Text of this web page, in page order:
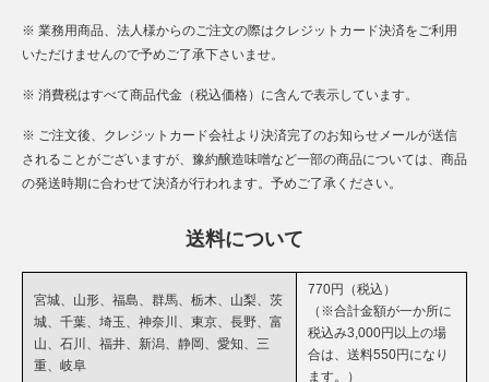
※ 業務用商品、法人様からのご注文の際はクレジットカード決済をご利用
いただけませんので予めご了承下さいませ。
※ 消費税はすべて商品代金（税込価格）に含んで表示しています。
※ ご注文後、クレジットカード会社より決済完了のお知らせメールが送信
されることがございますが、豫約醸造味噌など一部の商品については、商品
の発送時期に合わせて決済が行われます。予めご了承ください。
送料について
宮城、山形、福島、群馬、栃木、山梨、茨
城、千葉、埼玉、神奈川、東京、長野、富
山、石川、福井、新潟、静岡、愛知、三
重、岐阜
770円（税込）
（※合計金額が一か所に
税込み3,000円以上の場
合は、送料550円になり
ます。）